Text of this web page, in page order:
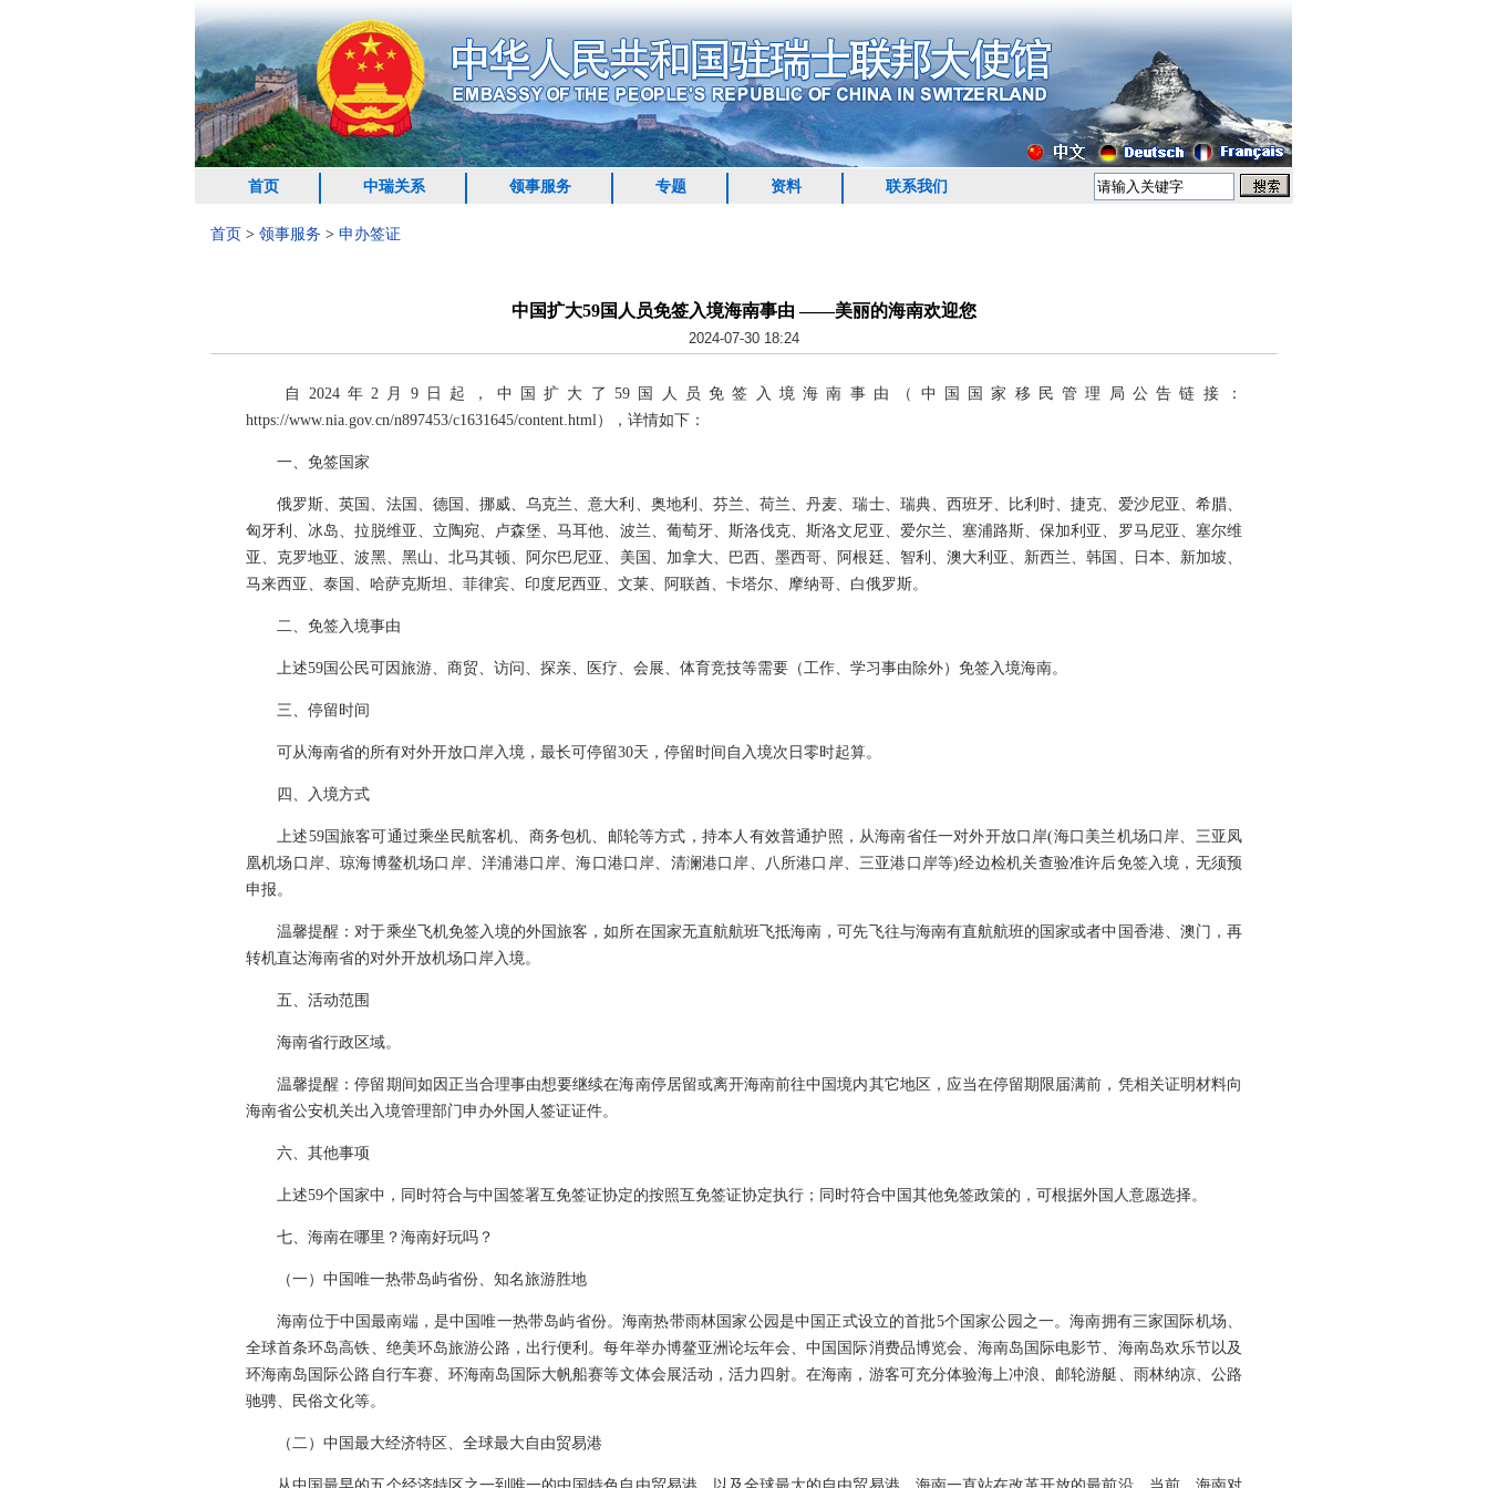
首页 中瑞关系 领事服务 专题 资料 联系我们
首页 > 领事服务 > 申办签证
中国扩大59国人员免签入境海南事由 ——美丽的海南欢迎您
2024-07-30 18:24
自2024年2月9日起，中国扩大了59国人员免签入境海南事由（中国国家移民管理局公告链接：
https://www.nia.gov.cn/n897453/c1631645/content.html），详情如下：
一、免签国家
俄罗斯、英国、法国、德国、挪威、乌克兰、意大利、奥地利、芬兰、荷兰、丹麦、瑞士、瑞典、西班牙、比利时、捷克、爱沙尼亚、希腊、
匈牙利、冰岛、拉脱维亚、立陶宛、卢森堡、马耳他、波兰、葡萄牙、斯洛伐克、斯洛文尼亚、爱尔兰、塞浦路斯、保加利亚、罗马尼亚、塞尔维
亚、克罗地亚、波黑、黑山、北马其顿、阿尔巴尼亚、美国、加拿大、巴西、墨西哥、阿根廷、智利、澳大利亚、新西兰、韩国、日本、新加坡、
马来西亚、泰国、哈萨克斯坦、菲律宾、印度尼西亚、文莱、阿联酋、卡塔尔、摩纳哥、白俄罗斯。
二、免签入境事由
上述59国公民可因旅游、商贸、访问、探亲、医疗、会展、体育竞技等需要（工作、学习事由除外）免签入境海南。
三、停留时间
可从海南省的所有对外开放口岸入境，最长可停留30天，停留时间自入境次日零时起算。
四、入境方式
上述59国旅客可通过乘坐民航客机、商务包机、邮轮等方式，持本人有效普通护照，从海南省任一对外开放口岸(海口美兰机场口岸、三亚凤
凰机场口岸、琼海博鳌机场口岸、洋浦港口岸、海口港口岸、清澜港口岸、八所港口岸、三亚港口岸等)经边检机关查验准许后免签入境，无须预
申报。
温馨提醒：对于乘坐飞机免签入境的外国旅客，如所在国家无直航航班飞抵海南，可先飞往与海南有直航航班的国家或者中国香港、澳门，再
转机直达海南省的对外开放机场口岸入境。
五、活动范围
海南省行政区域。
温馨提醒：停留期间如因正当合理事由想要继续在海南停居留或离开海南前往中国境内其它地区，应当在停留期限届满前，凭相关证明材料向
海南省公安机关出入境管理部门申办外国人签证证件。
六、其他事项
上述59个国家中，同时符合与中国签署互免签证协定的按照互免签证协定执行；同时符合中国其他免签政策的，可根据外国人意愿选择。
七、海南在哪里？海南好玩吗？
（一）中国唯一热带岛屿省份、知名旅游胜地
海南位于中国最南端，是中国唯一热带岛屿省份。海南热带雨林国家公园是中国正式设立的首批5个国家公园之一。海南拥有三家国际机场、
全球首条环岛高铁、绝美环岛旅游公路，出行便利。每年举办博鳌亚洲论坛年会、中国国际消费品博览会、海南岛国际电影节、海南岛欢乐节以及
环海南岛国际公路自行车赛、环海南岛国际大帆船赛等文体会展活动，活力四射。在海南，游客可充分体验海上冲浪、邮轮游艇、雨林纳凉、公路
驰骋、民俗文化等。
（二）中国最大经济特区、全球最大自由贸易港